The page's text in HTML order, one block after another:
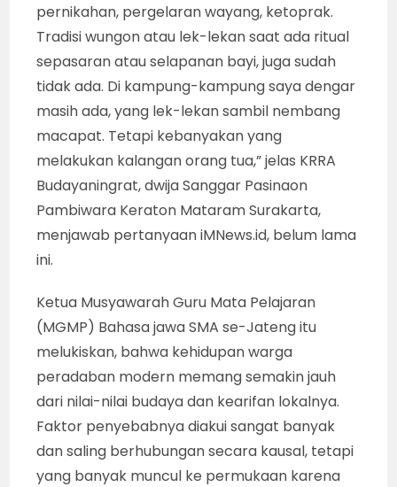
pernikahan, pergelaran wayang, ketoprak.
Tradisi wungon atau lek-lekan saat ada ritual
sepasaran atau selapanan bayi, juga sudah
tidak ada. Di kampung-kampung saya dengar
masih ada, yang lek-lekan sambil nembang
macapat. Tetapi kebanyakan yang
melakukan kalangan orang tua,” jelas KRRA
Budayaningrat, dwija Sanggar Pasinaon
Pambiwara Keraton Mataram Surakarta,
menjawab pertanyaan iMNews.id, belum lama
ini.
Ketua Musyawarah Guru Mata Pelajaran
(MGMP) Bahasa jawa SMA se-Jateng itu
melukiskan, bahwa kehidupan warga
peradaban modern memang semakin jauh
dari nilai-nilai budaya dan kearifan lokalnya.
Faktor penyebabnya diakui sangat banyak
dan saling berhubungan secara kausal, tetapi
yang banyak muncul ke permukaan karena